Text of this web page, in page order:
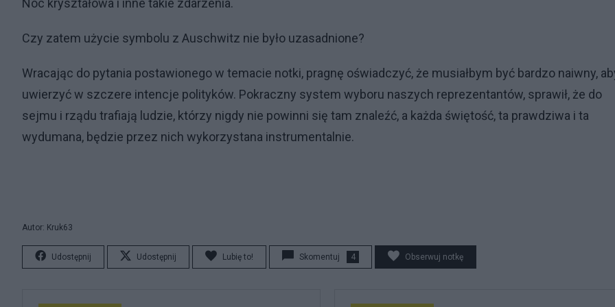
Czy zatem użycie symbolu z Auschwitz nie było uzasadnione?
Wracając do pytania postawionego w temacie notki, pragnę oświadczyć, że musiałbym być bardzo naiwny,
uwierzyć w szczere intencje polityków. Pokraczny system wyboru naszych reprezentantów, sprawił, że do
sejmu i rządu trafiają ludzie, którzy nigdy nie powinni się tam znaleźć, a każda świętość, ta prawdziwa i ta
wydumana, będzie przez nich wykorzystana instrumentalnie.
Autor: Kruk63
Udostępnij Udostępnij Lubię to! Skomentuj 4 Obserwuj notkę